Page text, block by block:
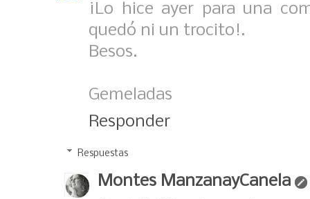
¡Lo hice ayer para una
quedó ni un trocito!.
Besos.
Gemeladas
Responder
Respuestas
Montes ManzanayCanela